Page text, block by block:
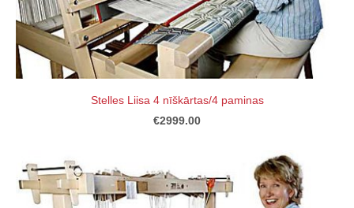
Stelles Liisa 4 nīškārtas/4 paminas
€2999.00